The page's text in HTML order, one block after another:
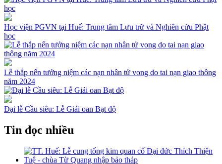
Học viện PGVN tại Huế: Trung tâm Lưu trữ và Nghiên cứu Phật
học
Lễ thắp nến tưởng niệm các nạn nhân tử vong do tai nạn giao thông
năm 2024
Đại lễ Cầu siêu: Lễ Giải oan Bạt độ
Tin đọc nhiều